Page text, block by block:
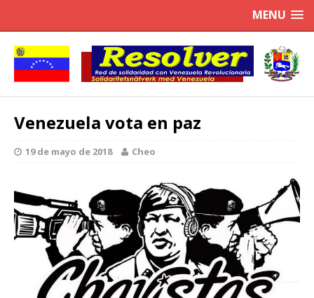
MENU
Venezuela vota en paz
19 de mayo de 2018 Cheo